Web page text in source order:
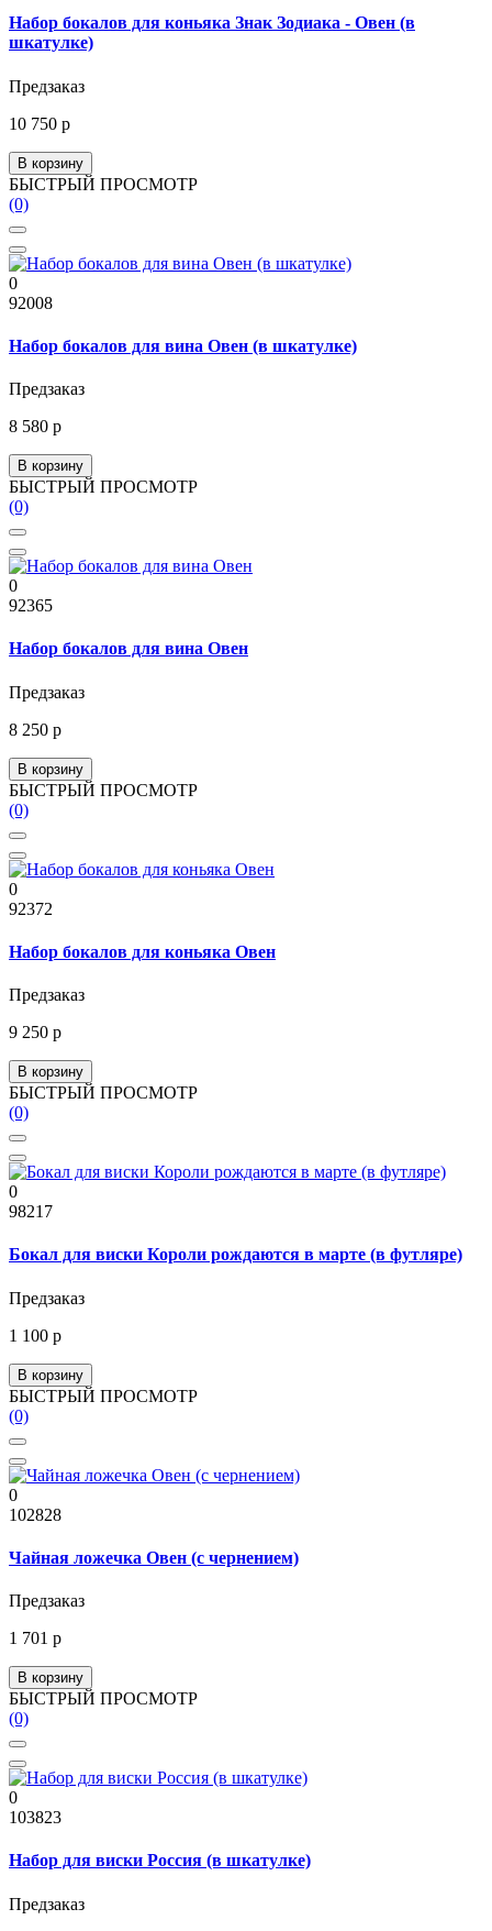
Набор бокалов для коньяка Знак Зодиака - Овен (в
шкатулке)
Предзаказ
10 750 р
В корзину
БЫСТРЫЙ ПРОСМОТР
(0)
0
92008
Набор бокалов для вина Овен (в шкатулке)
Предзаказ
8 580 р
В корзину
БЫСТРЫЙ ПРОСМОТР
(0)
0
92365
Набор бокалов для вина Овен
Предзаказ
8 250 р
В корзину
БЫСТРЫЙ ПРОСМОТР
(0)
0
92372
Набор бокалов для коньяка Овен
Предзаказ
9 250 р
В корзину
БЫСТРЫЙ ПРОСМОТР
(0)
0
98217
Бокал для виски Короли рождаются в марте (в футляре)
Предзаказ
1 100 р
В корзину
БЫСТРЫЙ ПРОСМОТР
(0)
0
102828
Чайная ложечка Овен (с чернением)
Предзаказ
1 701 р
В корзину
БЫСТРЫЙ ПРОСМОТР
(0)
0
103823
Набор для виски Россия (в шкатулке)
Предзаказ